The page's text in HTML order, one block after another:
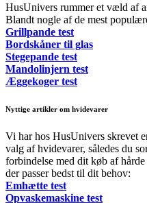
HusUnivers rummer et væld af
Blandt nogle af de mest
Grillpande test
Bordskåner til glas
Stegepande test
Mandolinjern test
Æggekoger test
Nyttige artikler om hvidevarer
Vi har hos HusUnivers skrevet
valg af hvidevarer, således du
forbindelse med dit køb af
der passer bedst til dit behov:
Emhætte test
Opvaskemaskine test